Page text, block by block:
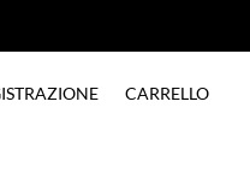
CARRELLO
CARRELLO